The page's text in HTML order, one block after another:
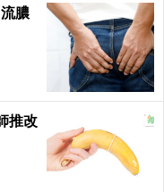
膿
推改